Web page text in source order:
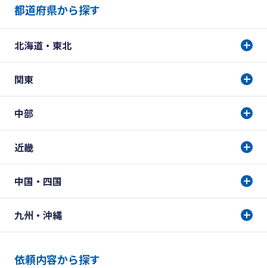
都道府県から探す
北海道・東北
関東
中部
近畿
中国・四国
九州・沖縄
依頼内容から探す